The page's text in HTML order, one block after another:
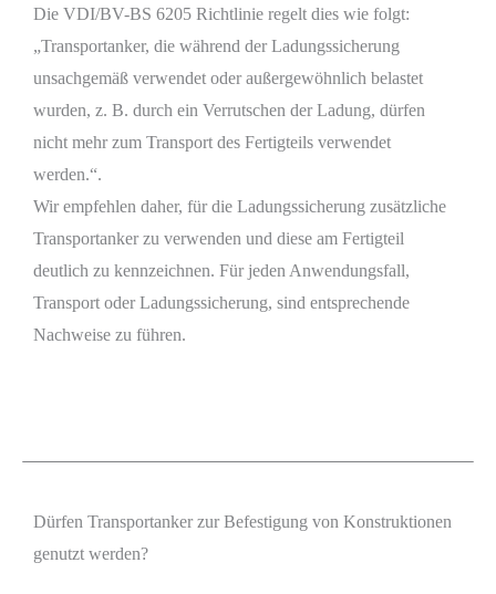
Die VDI/BV-BS 6205 Richtlinie regelt dies wie folgt:
„Transportanker, die während der Ladungssicherung
unsachgemäß verwendet oder außergewöhnlich belastet
wurden, z. B. durch ein Verrutschen der Ladung, dürfen
nicht mehr zum Transport des Fertigteils verwendet
werden.“.
Wir empfehlen daher, für die Ladungssicherung zusätzliche
Transportanker zu verwenden und diese am Fertigteil
deutlich zu kennzeichnen. Für jeden Anwendungsfall,
Transport oder Ladungssicherung, sind entsprechende
Nachweise zu führen.
Dürfen Transportanker zur Befestigung von Konstruktionen
genutzt werden?